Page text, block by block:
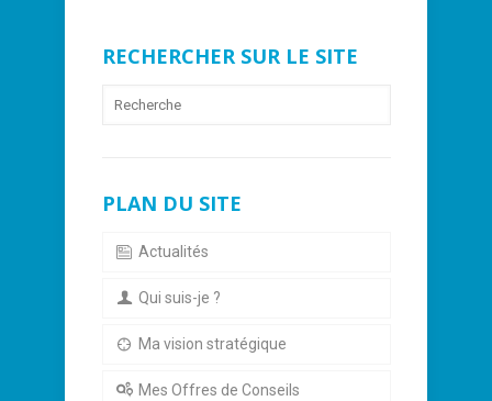
RECHERCHER SUR LE SITE
PLAN DU SITE
Actualités
Qui suis-je ?
Ma vision stratégique
Mes Offres de Conseils